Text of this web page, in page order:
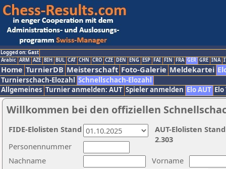
Logged on: Gast
Arabic ARM AZE BIH BUL CAT CHN CRO CZE DEN ENG ESP FAI FIN FRA GER GRE INA
Home TurnierDB Meisterschaft Foto-Galerie Meldekartei
Turnierschach-Elozahl Schnellschach-Elozahl
Allgemeines Turnier anmelden: AUT Spieler anmelden Elo AUT
Willkommen bei den offiziellen
Nachname
Vorname
Personennummer
AUT-Elolisten
2.303
FIDE-Elolisten Stand